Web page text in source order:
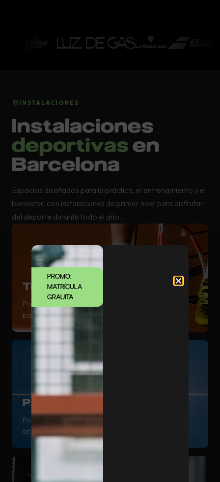
INSTALACIONES
Instalaciones
deportivasen
Barcelona
Espacios diseñados para la práctica, el entrenamiento y el
bienestar, con instalaciones de primer nivel para disfrutar
del deporte durante todo el año.
Tenis
Pistas de tierra batida en un entorno natural ideal
para entrenamiento y competición.
Pádel
Pistas indoor y outdoor para jugar durante todo el
año con máxima disponibilidad.
PROMO:
MATRÍCULA
GRAUITA